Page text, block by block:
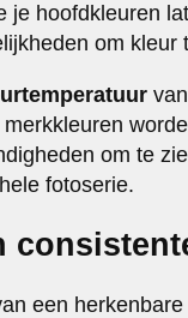
je hoofdkleuren
om
om te
fotoserie.
een